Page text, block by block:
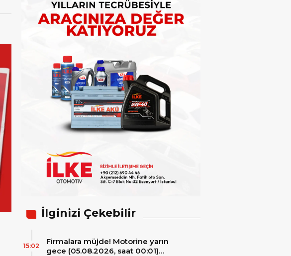
İlginizi Çekebilir
Firmalara müjde! Motorine yarın
gece (05.08.2026, saat 00:01)
15:02